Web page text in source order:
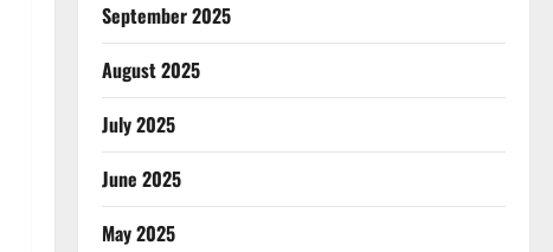
September 2025
August 2025
July 2025
June 2025
May 2025